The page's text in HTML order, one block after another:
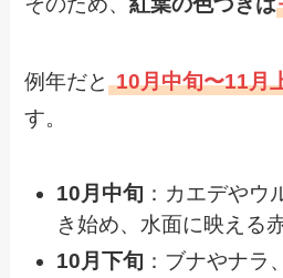
例年だと10月中旬〜11月
す。
10月中旬 ：カエデやウ
き始め、水面に映える
10月下旬 ：ブナやナラ